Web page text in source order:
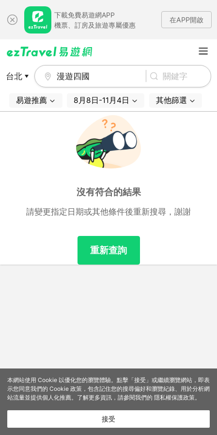
下載免費易遊網APP
機票、訂房及旅遊專屬優惠
在APP開啟
台北 漫遊四國
易遊推薦 8月8日-11月4日 其他篩選
沒有符合的結果
請變更指定日期或其他條件後重新搜尋，謝謝
重新查詢
本網站使用 Cookie 以優化您的瀏覽體驗。點擊「接受」或繼續瀏覽網站，即表
示您同意我們的 Cookie 政策，包含記住您的搜尋偏好和瀏覽紀錄、用於分析網
站流量並提供個人化推薦。了解更多資訊，請參閱我們的 隱私權保護政策。
接受